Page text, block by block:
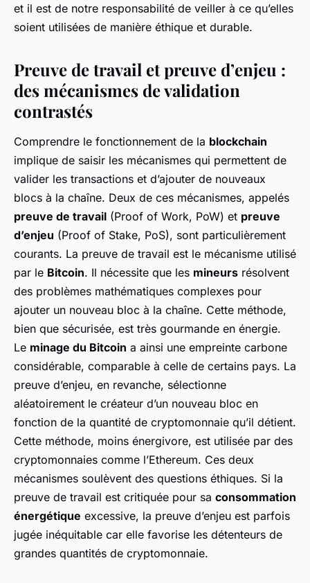
et il est de notre responsabilité de veiller à ce qu’elles
soient utilisées de manière éthique et durable.
Preuve de travail et preuve d’enjeu :
des mécanismes de validation
contrastés
Comprendre le fonctionnement de la blockchain
implique de saisir les mécanismes qui permettent de
valider les transactions et d’ajouter de nouveaux
blocs à la chaîne. Deux de ces mécanismes, appelés
preuve de travail (Proof of Work, PoW) et preuve
d’enjeu (Proof of Stake, PoS), sont particulièrement
courants. La preuve de travail est le mécanisme utilisé
par le Bitcoin. Il nécessite que les mineurs résolvent
des problèmes mathématiques complexes pour
ajouter un nouveau bloc à la chaîne. Cette méthode,
bien que sécurisée, est très gourmande en énergie.
Le minage du Bitcoin a ainsi une empreinte carbone
considérable, comparable à celle de certains pays. La
preuve d’enjeu, en revanche, sélectionne
aléatoirement le créateur d’un nouveau bloc en
fonction de la quantité de cryptomonnaie qu’il détient.
Cette méthode, moins énergivore, est utilisée par des
cryptomonnaies comme l’Ethereum. Ces deux
mécanismes soulèvent des questions éthiques. Si la
preuve de travail est critiquée pour sa consommation
énergétique excessive, la preuve d’enjeu est parfois
jugée inéquitable car elle favorise les détenteurs de
grandes quantités de cryptomonnaie.